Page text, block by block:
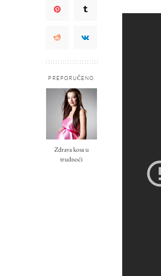
PREPORUČENO
Zdrava kosa u
trudnoći